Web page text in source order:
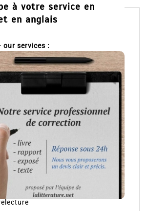
à votre service en
en anglais
our services :